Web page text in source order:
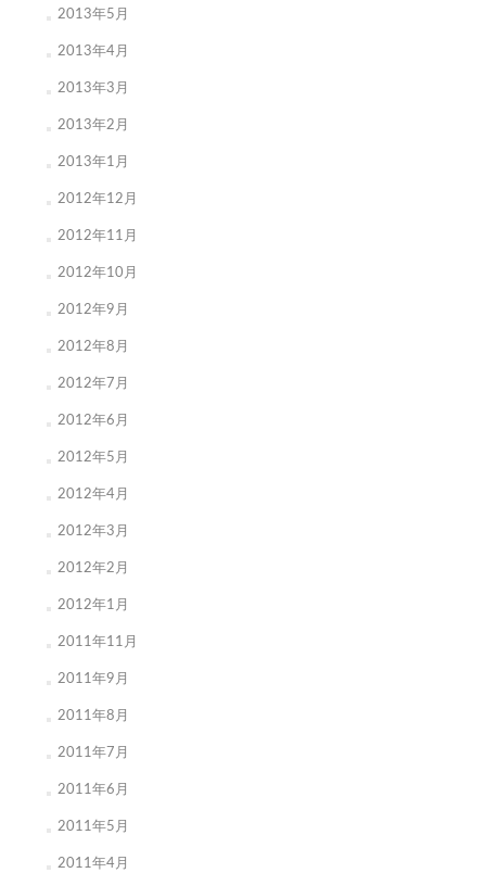
2013年5月
2013年4月
2013年3月
2013年2月
2013年1月
2012年12月
2012年11月
2012年10月
2012年9月
2012年8月
2012年7月
2012年6月
2012年5月
2012年4月
2012年3月
2012年2月
2012年1月
2011年11月
2011年9月
2011年8月
2011年7月
2011年6月
2011年5月
2011年4月